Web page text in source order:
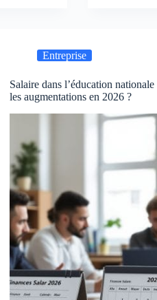
Entreprise
Salaire dans l’éducation
les augmentations en 2026 ?